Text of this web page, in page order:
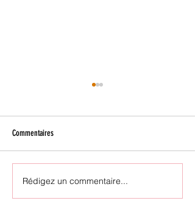
Commentaires
Rédigez un commentaire...